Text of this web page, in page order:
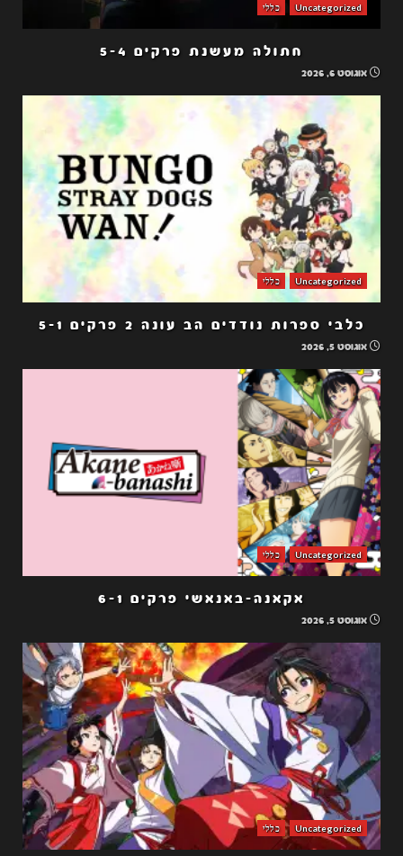
Uncategorized כללי
חתולה מעשנת פרקים 5-4
אוגוסט 6, 2026
Uncategorized כללי
כלבי ספרות נודדים הב עונה 2 פרקים 5-1
אוגוסט 5, 2026
Uncategorized כללי
אקאנה-באנאשי פרקים 6-1
אוגוסט 5, 2026
Uncategorized כללי